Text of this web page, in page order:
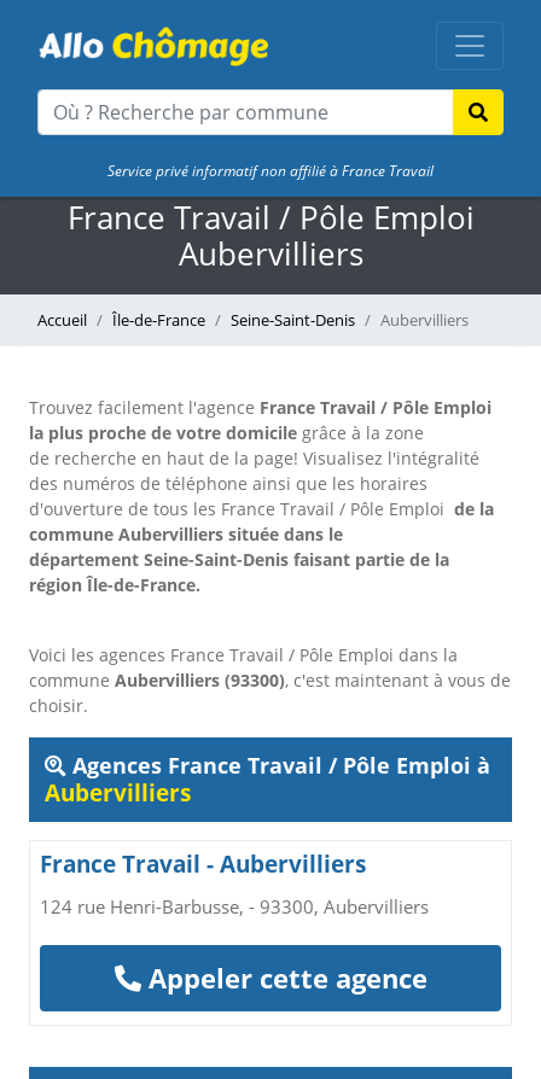
Service privé informatif non affilié à France Travail
France Travail / Pôle Emploi
Aubervilliers
Accueil Île-de-France Seine-Saint-Denis Aubervilliers
Trouvez facilement l'agence France Travail / Pôle Emploi
la plus proche de votre domicile grâce à la zone
de recherche en haut de la page! Visualisez l'intégralité
des numéros de téléphone ainsi que les horaires
d'ouverture de tous les France Travail / Pôle Emploi de la
commune Aubervilliers située dans le
département Seine-Saint-Denis faisant partie de la
région Île-de-France.
Voici les agences France Travail / Pôle Emploi dans la
commune Aubervilliers (93300), c'est maintenant à vous de
choisir.
Agences France Travail / Pôle Emploi à
Aubervilliers
France Travail - Aubervilliers
124 rue Henri-Barbusse, - 93300, Aubervilliers
Appeler cette agence